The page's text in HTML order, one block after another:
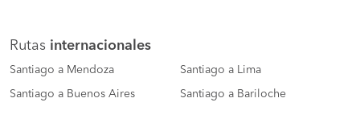
Rutas internacionales
Santiago a Mendoza Santiago a Lima
Santiago a Buenos Aires Santiago a Bariloche